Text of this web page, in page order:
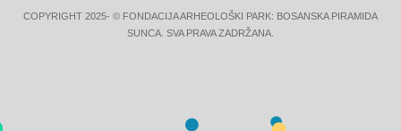
COPYRIGHT 2025- © FONDACIJA ARHEOLOŠKI PARK: BOSANSKA PIRAMIDA
SUNCA. SVA PRAVA ZADRŽANA.